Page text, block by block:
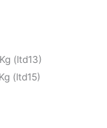
(ltd13)
(ltd15)